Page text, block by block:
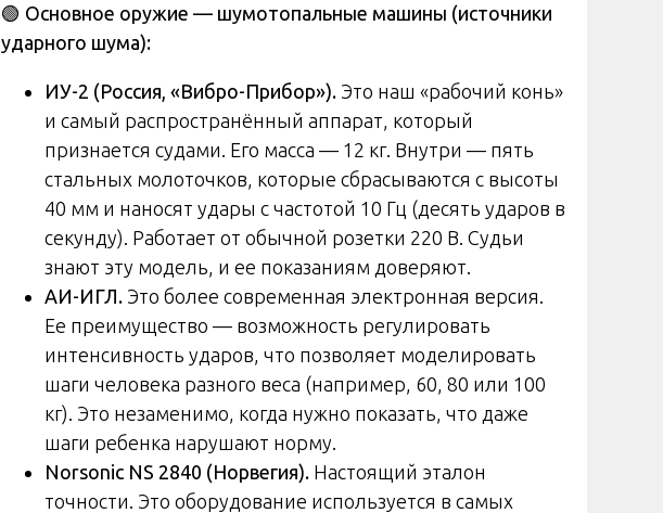
🟢 Основное оружие — шумотопальные машины (источники
ударного шума):
ИУ-2 (Россия, «Вибро-Прибор»). Это наш «рабочий конь»
и самый распространённый аппарат, который
признается судами. Его масса — 12 кг. Внутри — пять
стальных молоточков, которые сбрасываются с высоты
40 мм и наносят удары с частотой 10 Гц (десять ударов в
секунду). Работает от обычной розетки 220 В. Судьи
знают эту модель, и ее показаниям доверяют.
АИ-ИГЛ. Это более современная электронная версия.
Ее преимущество — возможность регулировать
интенсивность ударов, что позволяет моделировать
шаги человека разного веса (например, 60, 80 или 100
кг). Это незаменимо, когда нужно показать, что даже
шаги ребенка нарушают норму.
Norsonic NS 2840 (Норвегия). Настоящий эталон
точности. Это оборудование используется в самых